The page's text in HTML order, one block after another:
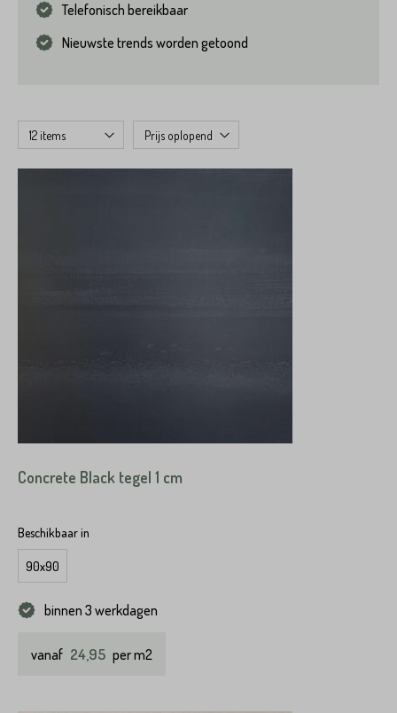
Telefonisch bereikbaar
Nieuwste trends worden getoond
Concrete Black tegel 1 cm
Beschikbaar in
90x90
binnen 3 werkdagen
vanaf 24,95 per m2